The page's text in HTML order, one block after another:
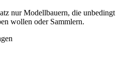
nur Modellbauern, die unbedingt
wollen oder Sammlern.